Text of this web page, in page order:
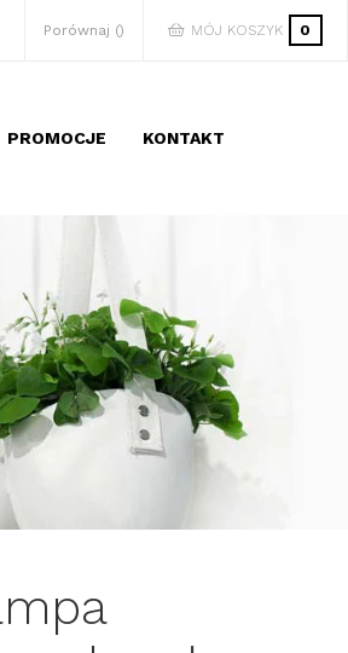
Porównaj MÓJ KOSZYK 0
PROMOCJE KONTAKT